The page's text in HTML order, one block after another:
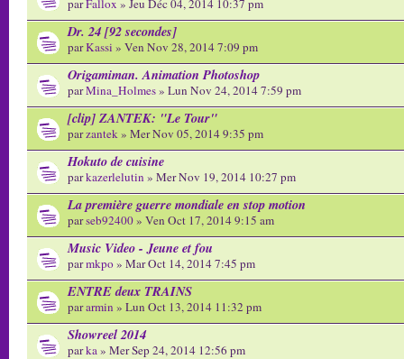
parFallox » Jeu Déc 04, 2014 10:37 pm
Dr. 24 [92 secondes]
parKassi » Ven Nov 28, 2014 7:09 pm
Origamiman. Animation Photoshop
parMina_Holmes» Lun Nov 24, 2014 7:59 pm
[clip] ZANTEK: "Le Tour"
parzantek» Mer Nov 05, 2014 9:35 pm
Hokuto de cuisine
parkazerlelutin » Mer Nov 19, 2014 10:27 pm
La première guerre mondiale en stop motion
parseb92400» Ven Oct 17, 2014 9:15 am
Music Video - Jeune et fou
parmkpo» Mar Oct 14, 2014 7:45 pm
ENTRE deux TRAINS
pararmin » Lun Oct 13, 2014 11:32 pm
Showreel 2014
parka» Mer Sep 24, 2014 12:56 pm